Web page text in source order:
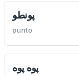
پونطو
punto
پوه پوه